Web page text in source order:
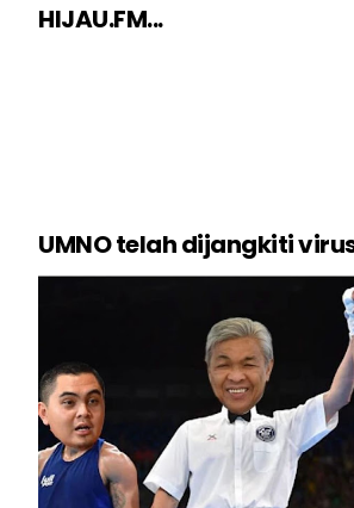
HIJAU.FM...
UMNO telah dijangkiti